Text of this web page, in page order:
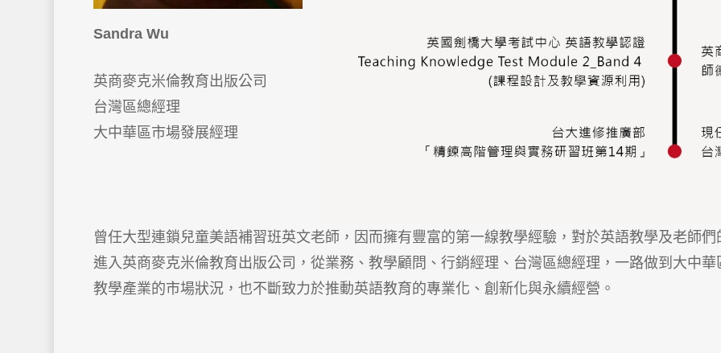
Sandra Wu
英商麥克米倫教育出版公司
台灣區總經理
大中華區市場發展經理
曾任大型連鎖兒童美語補習班英文老師，因而擁有豐富的第一線教學經驗，對於英語教學及老師
進入英商麥克米倫教育出版公司，從業務、教學顧問、行銷經理、台灣區總經理，一路做到大中
教學產業的市場狀況，也不斷致力於推動英語教育的專業化、創新化與永續經營。